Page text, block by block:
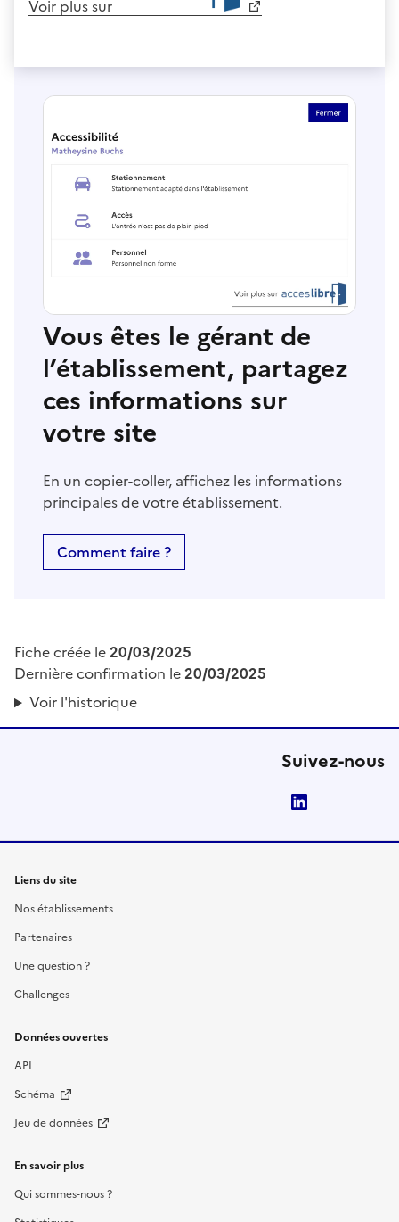
Voir plus sur
Vous êtes le gérant de
l’établissement, partagez
ces informations sur
votre site
En un copier-coller, affichez les informations
principales de votre établissement.
Comment faire ?
Fiche créée le20/03/2025
Dernière confirmation le20/03/2025
Voir l'historique
Suivez-nous
Liens du site
Nos établissements
Partenaires
Une question ?
Challenges
Données ouvertes
API
Schéma
Jeu de données
En savoir plus
Qui sommes-nous ?